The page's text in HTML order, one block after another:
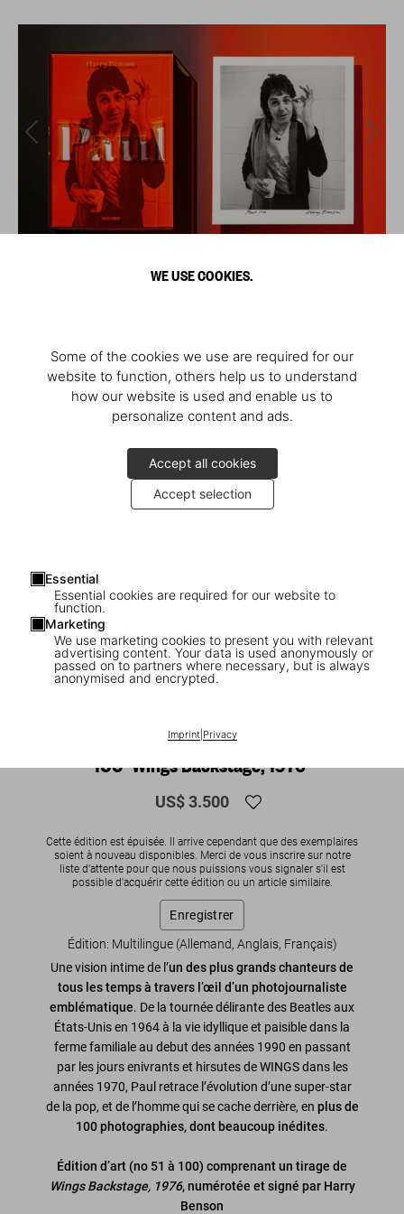
WE USE COOKIES.
Some of the cookies we use are required for our
website to function, others help us to understand
how our website is used and enable us to
personalize content and ads.
Accept all cookies
Accept selection
Essential
Essential cookies are required for our website to
function.
Marketing
We use marketing cookies to present you with relevant
advertising content. Your data is used anonymously or
passed on to partners where necessary, but is always
anonymised and encrypted.
Imprint| Privacy
1/20
Harry Benson. Paul. Art Edition No. 51–
100 ‘Wings Backstage, 1976’
US$ 3.500
Cette édition est épuisée. Il arrive cependant que des exemplaires
soient à nouveau disponibles. Merci de vous inscrire sur notre
liste d’attente pour que nous puissions vous signaler s'il est
possible d'acquérir cette édition ou un article similaire.
Enregistrer
Édition: Multilingue (Allemand, Anglais, Français)
Une vision intime de l’un des plus grands chanteurs de
tous les temps à travers l’œil d’un photojournaliste
emblématique. De la tournée délirante des Beatles aux
États-Unis en 1964 à la vie idyllique et paisible dans la
ferme familiale au debut des années 1990 en passant
par les jours enivrants et hirsutes de WINGS dans les
années 1970, Paul retrace l’évolution d’une super-star
de la pop, et de l’homme qui se cache derrière, en plus de
100 photographies, dont beaucoup inédites.
Édition d’art (no 51 à 100) comprenant un tirage de
Wings Backstage, 1976, numérotée et signé par Harry
Benson